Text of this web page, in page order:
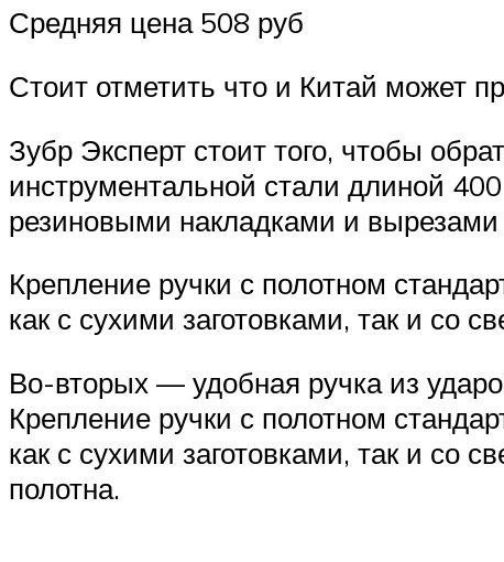
Средняя цена 508 руб
Стоит отметить что и Китай может
Зубр Эксперт стоит того, чтобы
инструментальной стали длиной
резиновыми накладками и
Крепление ручки с полотном
как с сухими заготовками, так и со
Во-вторых — удобная ручка из
Крепление ручки с полотном
как с сухими заготовками, так и со
полотна.